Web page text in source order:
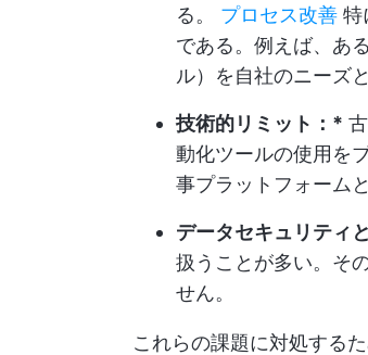
る。 プロセス改善 特
である。例えば、あ
ル）を自社のニーズ
技術的リミット：*
動化ツールの使用を
事プラットフォーム
データセキュリティ
扱うことが多い。そ
せん。
これらの課題に対処する